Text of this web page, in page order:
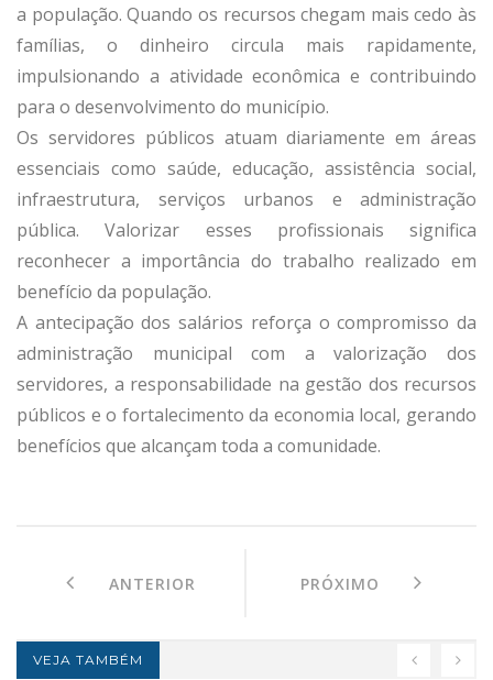
a população. Quando os recursos chegam mais cedo às
famílias, o dinheiro circula mais rapidamente,
impulsionando a atividade econômica e contribuindo
para o desenvolvimento do município.
Os servidores públicos atuam diariamente em áreas
essenciais como saúde, educação, assistência social,
infraestrutura, serviços urbanos e administração
pública. Valorizar esses profissionais significa
reconhecer a importância do trabalho realizado em
benefício da população.
A antecipação dos salários reforça o compromisso da
administração municipal com a valorização dos
servidores, a responsabilidade na gestão dos recursos
públicos e o fortalecimento da economia local, gerando
benefícios que alcançam toda a comunidade.
ANTERIOR PRÓXIMO
VEJA TAMBÉM